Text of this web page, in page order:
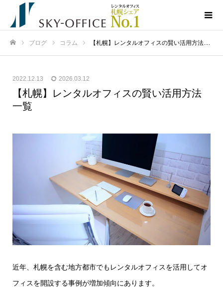
ブログ コラム 【札幌】レンタルオフィスの賢い活用方法一覧
2022.12.13 2026.03.12
【札幌】レンタルオフィスの賢い活用方法
一覧
近年、札幌を含む地方都市でもレンタルオフィスを活用してオ
フィスを開設する事例が増加傾向にあります。